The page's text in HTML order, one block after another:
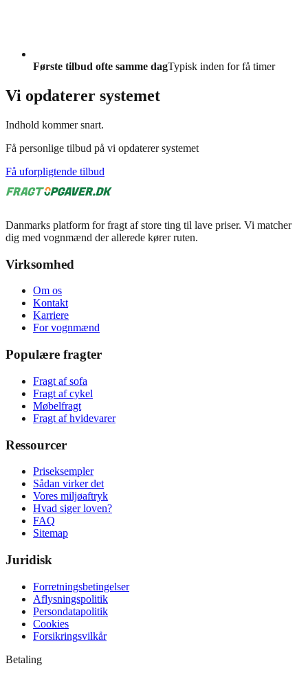
Første tilbud ofte samme dagTypisk inden for få timer
Vi opdaterer systemet
Indhold kommer snart.
Få personlige tilbud på vi opdaterer systemet
Få uforpligtende tilbud
Danmarks platform for fragt af store ting til lave priser. Vi matcher
dig med vognmænd der allerede kører ruten.
Virksomhed
Om os
Kontakt
Karriere
For vognmænd
Populære fragter
Fragt af sofa
Fragt af cykel
Møbelfragt
Fragt af hvidevarer
Ressourcer
Priseksempler
Sådan virker det
Vores miljøaftryk
Hvad siger loven?
FAQ
Sitemap
Juridisk
Forretningsbetingelser
Aflysningspolitik
Persondatapolitik
Cookies
Forsikringsvilkår
Betaling